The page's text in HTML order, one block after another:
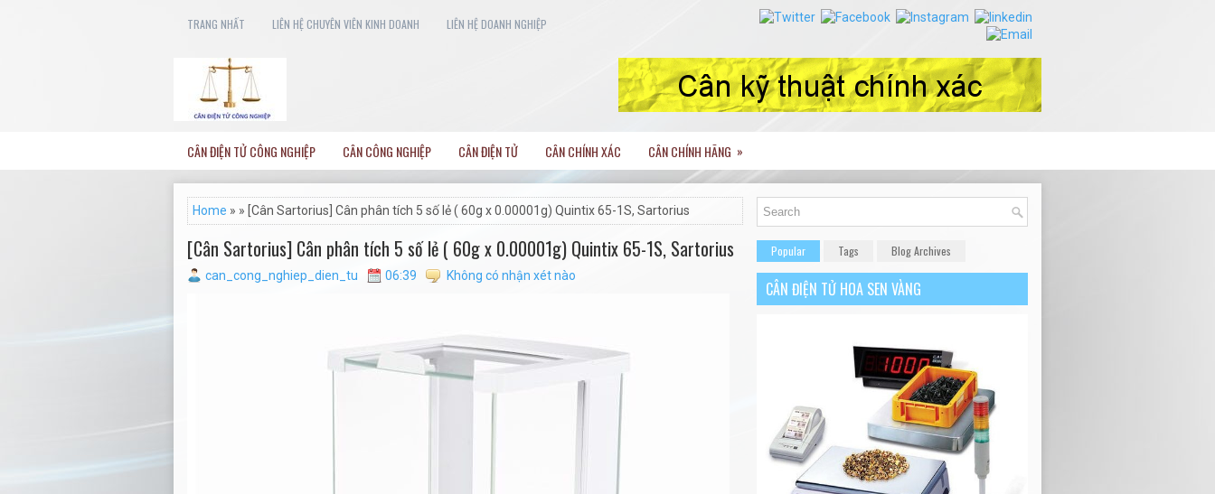
TRANG NHẤT LIÊN HỆ CHUYÊN VIÊN KINH DOANH LIÊN HỆ DOANH NGHIỆP
CÂN ĐIỆN TỬ CÔNG NGHIỆP CÂN CÔNG NGHIỆP CÂN ĐIỆN TỬ CÂN CHÍNH XÁC CÂN CHÍNH HÃNG »
Home » » [Cân Sartorius] Cân phân tích 5 số lẻ ( 60g x 0.00001g) Quintix 65-1S, Sartorius
[Cân Sartorius] Cân phân tích 5 số lẻ ( 60g x 0.00001g) Quintix 65-1S, Sartorius
can_cong_nghiep_dien_tu 06:39 Không có nhận xét nào
Popular Tags Blog Archives
CÂN ĐIỆN TỬ HOA SEN VÀNG